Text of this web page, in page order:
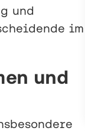
und
im
und